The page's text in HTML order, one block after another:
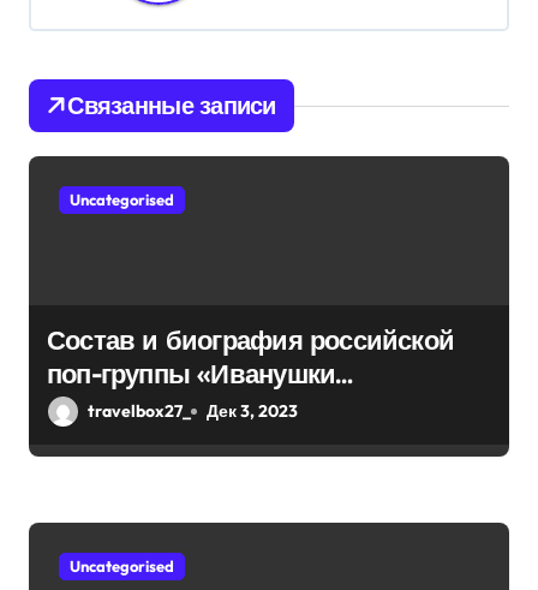
я
п
о
з
и
я
м
Связанные записи
Uncategorised
Состав и биография российской
поп-группы «Иванушки
интернешнл» — история успеха,
travelbox27_ Дек 3, 2023
Uncategorised